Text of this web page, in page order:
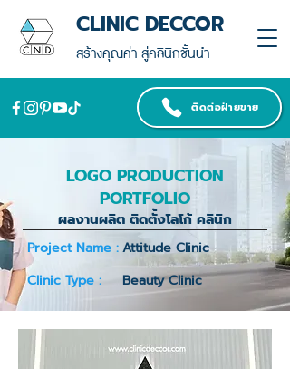
สร้างคุณค่า สู่คลินิกชั้นนำ
CLINIC DECCOR
ติดต่อฝ่ายขาย
LOGO PRODUCTION
PORTFOLIO
ผลงานผลิต ติดตั้งโลโก้ คลินิก
Project Name :Attitude Clinic
Clinic Type :
Beauty Clinic